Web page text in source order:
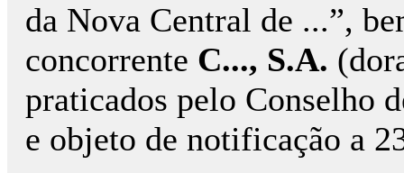
da Nova Central de ...”,
concorrente C..., S.A.
praticados pelo Conselho
e objeto de notificação a